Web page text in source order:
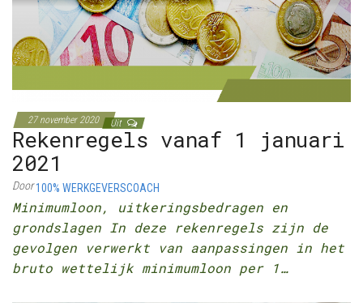
27 november 2020 Uit
Rekenregels vanaf 1 januari
2021
Door100% WERKGEVERSCOACH
Minimumloon, uitkeringsbedragen en
grondslagen In deze rekenregels zijn de
gevolgen verwerkt van aanpassingen in het
bruto wettelijk minimumloon per 1…